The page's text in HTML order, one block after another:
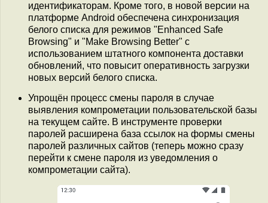
идентификаторам. Кроме того, в новой версии на
платформе Android обеспечена синхронизация
белого списка для режимов "Enhanced Safe
Browsing" и "Make Browsing Better" с
использованием штатного компонента доставки
обновлений, что повысит оперативность загрузки
новых версий белого списка.
Упрощён процесс смены пароля в случае
выявления компрометации пользовательской базы
на текущем сайте. В инструменте проверки
паролей расширена база ссылок на формы смены
паролей различных сайтов (теперь можно сразу
перейти к смене пароля из уведомления о
компрометации сайта).